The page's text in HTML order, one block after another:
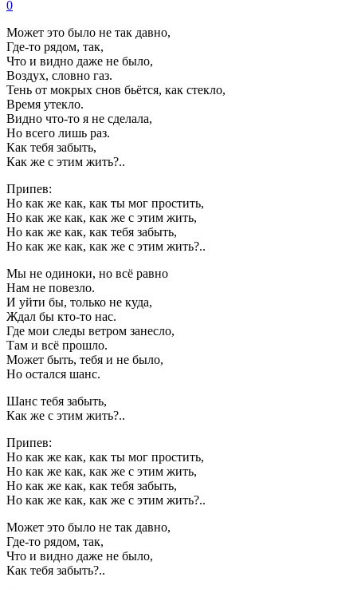
0
Может это было не так давно,
Где-то рядом, так,
Что и видно даже не было,
Воздух, словно газ.
Тень от мокрых снов бьётся, как стекло,
Время утекло.
Видно что-то я не сделала,
Но всего лишь раз.
Как тебя забыть,
Как же с этим жить?..
Припев:
Но как же как, как ты мог простить,
Но как же как, как же с этим жить,
Но как же как, как тебя забыть,
Но как же как, как же с этим жить?..
Мы не одиноки, но всё равно
Нам не повезло.
И уйти бы, только не куда,
Ждал бы кто-то нас.
Где мои следы ветром занесло,
Там и всё прошло.
Может быть, тебя и не было,
Но остался шанс.
Шанс тебя забыть,
Как же с этим жить?..
Припев:
Но как же как, как ты мог простить,
Но как же как, как же с этим жить,
Но как же как, как тебя забыть,
Но как же как, как же с этим жить?..
Может это было не так давно,
Где-то рядом, так,
Что и видно даже не было,
Как тебя забыть?..